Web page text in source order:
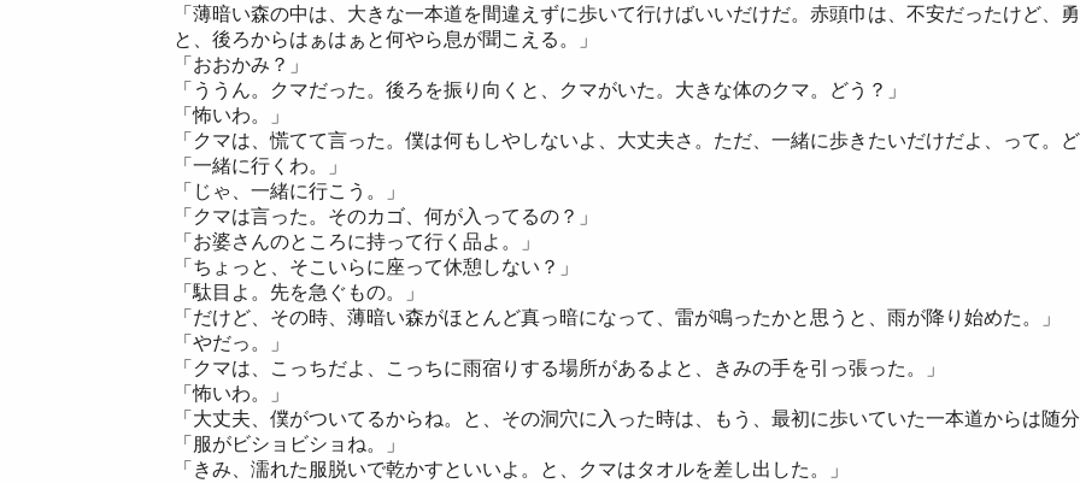
「薄暗い森の中は、大きな一本道を間違えずに歩いて行けばいいだけだ。赤頭巾は、不安だったけど、
と、後ろからはぁはぁと何やら息が聞こえる。」
「おおかみ？」
「ううん。クマだった。後ろを振り向くと、クマがいた。大きな体のクマ。どう？」
「怖いわ。」
「クマは、慌てて言った。僕は何もしやしないよ、大丈夫さ。ただ、一緒に歩きたいだけだよ、って。ど
「一緒に行くわ。」
「じゃ、一緒に行こう。」
「クマは言った。そのカゴ、何が入ってるの？」
「お婆さんのところに持って行く品よ。」
「ちょっと、そこいらに座って休憩しない？」
「駄目よ。先を急ぐもの。」
「だけど、その時、薄暗い森がほとんど真っ暗になって、雷が鳴ったかと思うと、雨が降り始めた。」
「やだっ。」
「クマは、こっちだよ、こっちに雨宿りする場所があるよと、きみの手を引っ張った。」
「怖いわ。」
「大丈夫、僕がついてるからね。と、その洞穴に入った時は、もう、最初に歩いていた一本道からは随
「服がビショビショね。」
「きみ、濡れた服脱いで乾かすといいよ。と、クマはタオルを差し出した。」